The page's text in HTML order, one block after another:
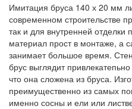
Имитация бруса 140 х 20 мм
современном строительстве
так и для внутренней
материал прост в монтаже, а
занимает большое время.
брус выглядит
что она сложена из бруса.
преимущественно из самых
именно сосны и ели или